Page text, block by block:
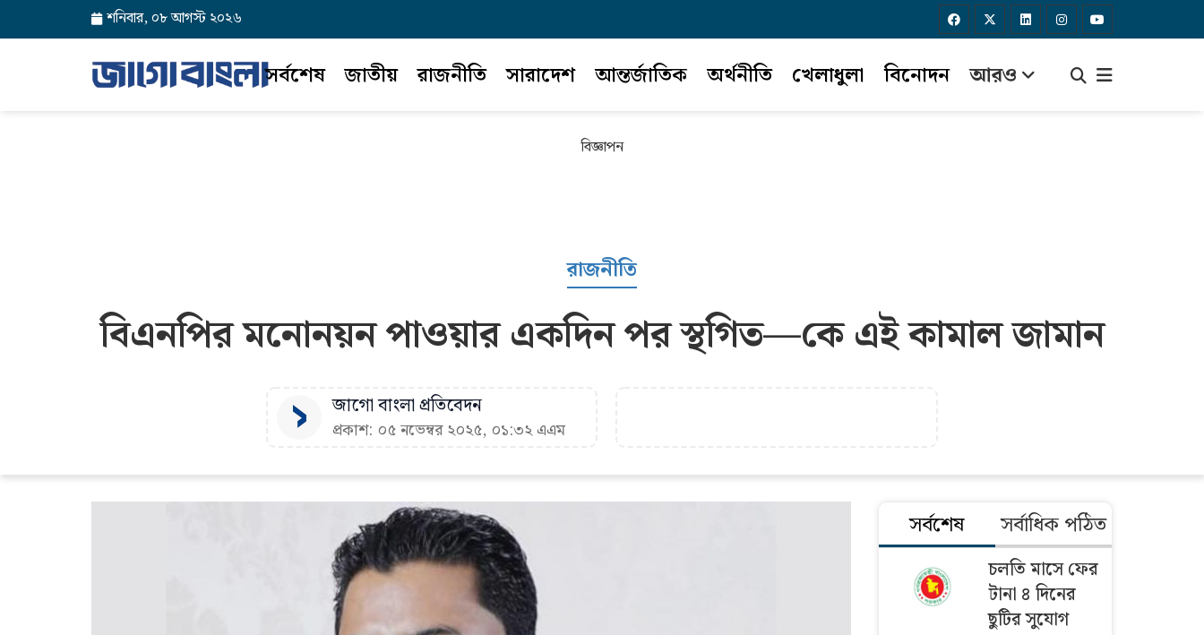
শনিবার, ০৮ আগস্ট ২০২৬
সর্বশেষ জাতীয় রাজনীতি সারাদেশ আন্তর্জাতিক অর্থনীতি খেলাধুলা বিনোদন আরও
বিজ্ঞাপন
রাজনীতি
বিএনপির মনোনয়ন পাওয়ার একদিন পর স্থগিত—কে এই কামাল জামান
জাগো বাংলা প্রতিবেদন
প্রকাশ: ০৫ নভেম্বর ২০২৫, ০১:৩২ এএম
সর্বশেষ সর্বাধিক পঠিত
চলতি মাসে ফের
টানা ৪ দিনের
ছুটির সুযোগ